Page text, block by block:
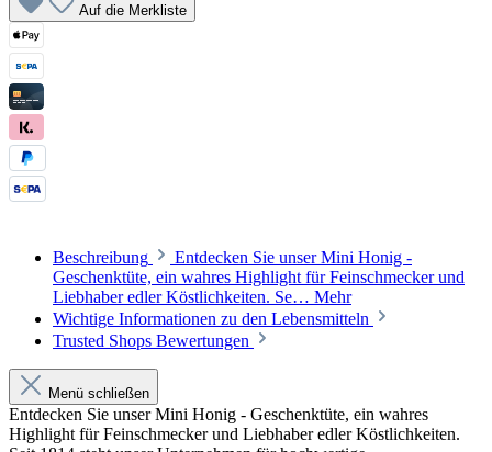
Auf die Merkliste
Beschreibung
Entdecken Sie unser Mini Honig -
Geschenktüte, ein wahres Highlight für Feinschmecker und
Liebhaber edler Köstlichkeiten. Se… Mehr
Wichtige Informationen zu den Lebensmitteln
Trusted Shops Bewertungen
Menü schließen
Entdecken Sie unser Mini Honig - Geschenktüte, ein wahres
Highlight für Feinschmecker und Liebhaber edler Köstlichkeiten.